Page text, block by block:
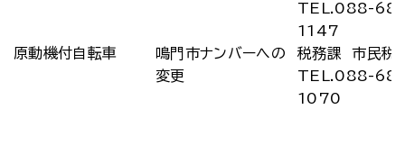
TEL.088-
1147
原動機付自転車
鳴門市ナンバーへの
変更
税務課 市民税
TEL.088-
1070